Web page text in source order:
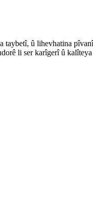
taybetî, û lihevhatina
li ser karîgerî û